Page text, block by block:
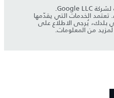
تم تحضير سيارتك لـ Android Auto. تعتمد الخدمات التي يقدّمها
لمزيد من المعلومات.